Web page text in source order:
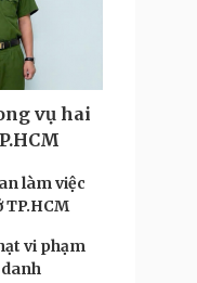
vụ hai
làm việc
TP.HCM
vi phạm